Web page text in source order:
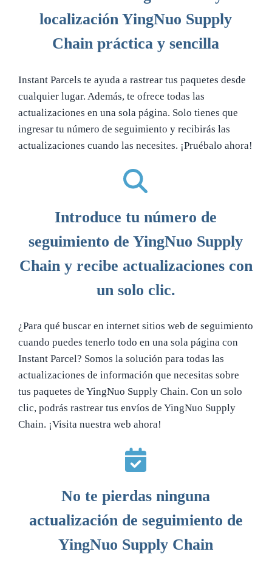
localización YingNuo Supply
Chain práctica y sencilla
Instant Parcels te ayuda a rastrear tus paquetes desde
cualquier lugar. Además, te ofrece todas las
actualizaciones en una sola página. Solo tienes que
ingresar tu número de seguimiento y recibirás las
actualizaciones cuando las necesites. ¡Pruébalo ahora!
Introduce tu número de
seguimiento de YingNuo Supply
Chain y recibe actualizaciones con
un solo clic.
¿Para qué buscar en internet sitios web de seguimiento
cuando puedes tenerlo todo en una sola página con
Instant Parcel? Somos la solución para todas las
actualizaciones de información que necesitas sobre
tus paquetes de YingNuo Supply Chain. Con un solo
clic, podrás rastrear tus envíos de YingNuo Supply
Chain. ¡Visita nuestra web ahora!
No te pierdas ninguna
actualización de seguimiento de
YingNuo Supply Chain